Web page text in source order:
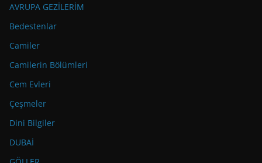
AVRUPA GEZİLERİM
Bedestenlar
Camiler
Camilerin Bölümleri
Cem Evleri
Çeşmeler
Dini Bilgiler
DUBAİ